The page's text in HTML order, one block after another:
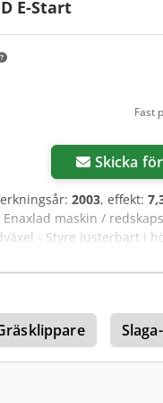
leasing kan ordnas
E-Start
Fast
Skicka
2003, effekt:
Enaxlad maskin /
- Styre justerbart i
"ny" Denna Agria
sker som
Eof Nettopris
- Fraktkostnad inom